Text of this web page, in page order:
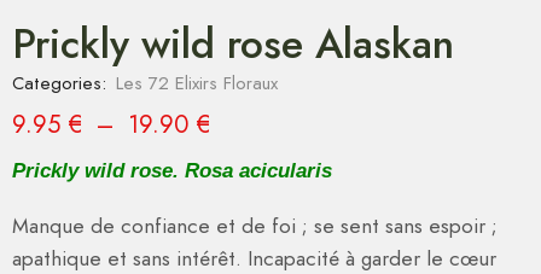
Prickly wild rose Alaskan
Categories: Les 72 Elixirs Floraux
9.95 € – 19.90 €
Prickly wild rose. Rosa acicularis
Manque de confiance et de foi ; se sent sans espoir ;
apathique et sans intérêt. Incapacité à garder le cœur